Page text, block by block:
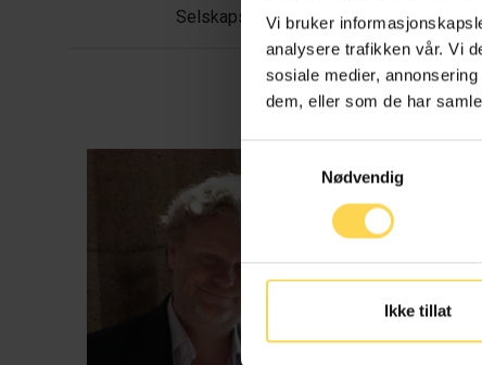
Vi bruker
analysere trafikken vår. Vi
sosiale medier,
dem, eller som de har
Samtykkevalg
Nødvendig
Ikke tillat
Selskapsrett